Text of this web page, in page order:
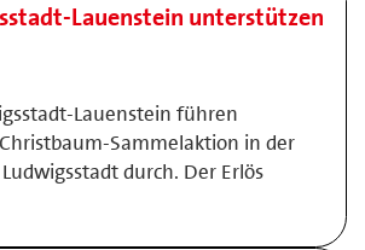
Lauenstein unterstützen
Lauenstein führen
Sammelaktion in der
durch. Der Erlös